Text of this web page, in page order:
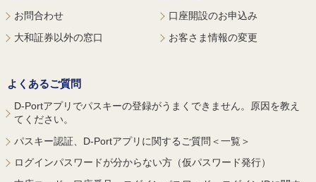
お問合わせ
大和証券以外の窓口
口座開設のお申込み
お客さま情報の変更
よくあるご質問
D-Portアプリでパスキーの登録がうまくできません。原因を教え
てください。
パスキー認証、D-Portアプリに関するご質問＜一覧＞
ログインパスワードが分からない方（仮パスワード発行）